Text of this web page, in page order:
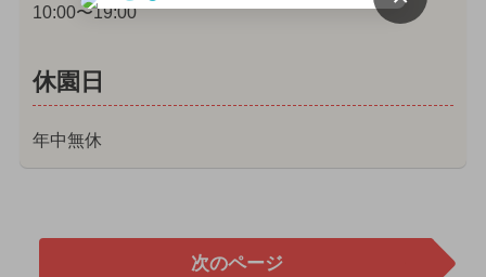
10:00〜19:00
休園日
年中無休
次のページ